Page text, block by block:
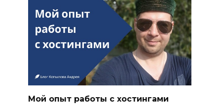
Мой опыт работы с хостингами